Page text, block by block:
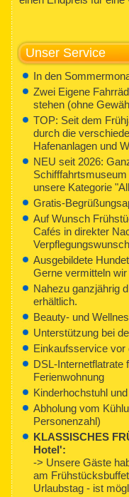
Unser Service
In den
Zwei Eigene
stehen (ohne
TOP: Seit dem
durch die
Hafenanlagen und
NEU seit 2026:
unsere Kategorie
Gratis-
Auf Wunsch
Cafés in direkter
Ausgebildete
Gerne vermitteln
Nahezu ganzjährig
erhältlich.
Beauty- und
Unterstützung bei
Einkaufsservice vor
DSL-Internetflatrate
Ferienwohnung
Kinderhochstuhl
Abholung vom
Personenzahl)
KLASSISCHES
Hotel':
-> Unsere Gäste
am
Urlaubstag - ist